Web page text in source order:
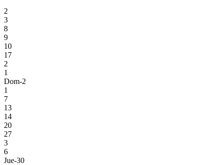
2
3
8
9
10
17
2
1
Dom-2
1
7
13
14
20
27
3
6
Jue-30